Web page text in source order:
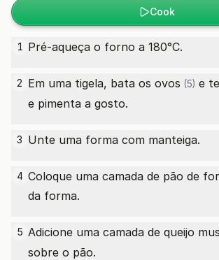
Cook
1 Pré-aqueça o forno a 180°C.
2 Em uma tigela, bata os ovos (5) e
e pimenta a gosto.
3 Unte uma forma com manteiga.
4 Coloque uma camada de pão de
da forma.
5 Adicione uma camada de queijo
sobre o pão.